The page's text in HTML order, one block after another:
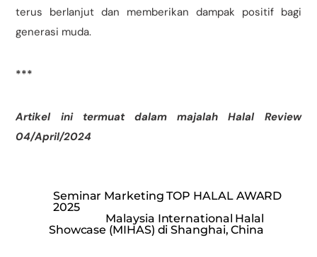
terus berlanjut dan memberikan dampak positif bagi
generasi muda.
***
Artikel ini termuat dalam majalah Halal Review
04/April/2024
Seminar Marketing TOP HALAL AWARD
2025
Malaysia International Halal
Showcase (MIHAS) di Shanghai, China